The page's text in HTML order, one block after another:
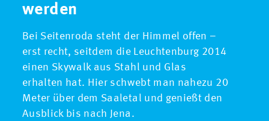
werden
Bei Seitenroda steht der Himmel offen –
erst recht, seitdem die Leuchtenburg 2014
einen Skywalk aus Stahl und Glas
erhalten hat. Hier schwebt man nahezu 20
Meter über dem Saaletal und genießt den
Ausblick bis nach Jena.